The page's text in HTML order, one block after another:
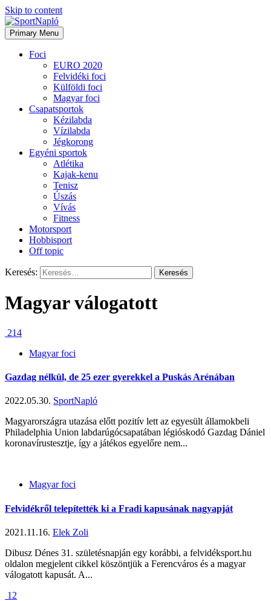
Skip to content
Primary Menu
Foci
EURO 2020
Felvidéki foci
Külföldi foci
Magyar foci
Csapatsportok
Kézilabda
Vízilabda
Jégkorong
Egyéni sportok
Atlétika
Kajak-kenu
Tenisz
Úszás
Vívás
Fitness
Motorsport
Hobbisport
Off topic
Keresés:
Magyar válogatott
214
Magyar foci
Gazdag nélkül, de 25 ezer gyerekkel a Puskás Arénában
2022.05.30. SportNapló
Magyarországra utazása előtt pozitív lett az egyesült államokbeli
Philadelphia Union labdarúgócsapatában légióskodó Gazdag Dániel
koronavírustesztje, így a játékos egyelőre nem...
Magyar foci
Felvidékről telepítették ki a Fradi kapusának nagyapját
2021.11.16. Elek Zoli
Dibusz Dénes 31. születésnapján egy korábbi, a felvidéksport.hu
oldalon megjelent cikkel köszöntjük a Ferencváros és a magyar
válogatott kapusát. A...
12